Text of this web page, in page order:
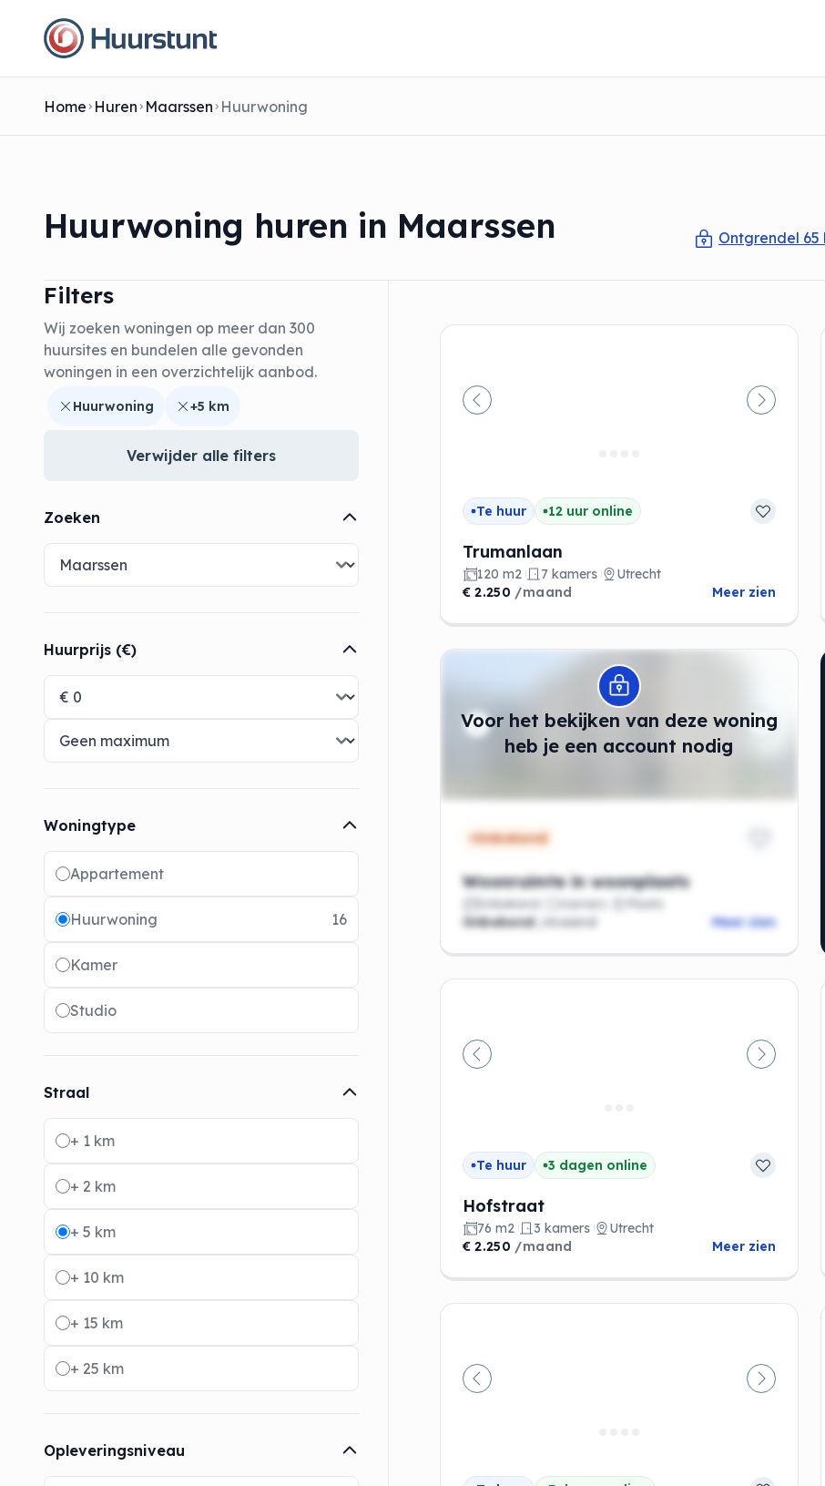
Home Huren Maarssen Huurwoning
Huurwoning huren in Maarssen Ontgrendel 65
Filters
Wij zoeken woningen op meer dan 300
huursites en bundelen alle gevonden
woningen in een overzichtelijk aanbod.
Huurwoning +5 km
Verwijder alle filters
Zoeken
Huurprijs (€)
Woningtype
Radio buttons
Appartement
Huurwoning 16
Kamer
Studio
Straal
Radio buttons
+ 1 km
+ 2 km
+ 5 km
+ 10 km
+ 15 km
+ 25 km
Opleveringsniveau
Vorige Volgende
Te huur 12 uur online
Trumanlaan
120 m2 7 kamers
Utrecht
€ 2.250 /maand Meer zien
Voor het bekijken van deze woning
heb je een account nodig
Modal openen
Onbekend
Woonruimte in woonplaats
Onbekend Kamers
Plaats
Onbekend
/maand Meer zien
Vorige Volgende
Te huur 3 dagen online
Hofstraat
76 m2 3 kamers
Utrecht
€ 2.250 /maand Meer zien
Vorige Volgende